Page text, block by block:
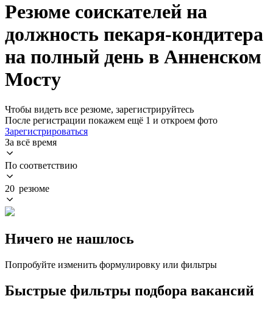
Резюме соискателей на
должность пекаря-кондитера
на полный день в Анненском
Мосту
Чтобы видеть все резюме, зарегистрируйтесь
После регистрации покажем ещё 1 и откроем фото
Зарегистрироваться
За всё время
По соответствию
20 резюме
Ничего не нашлось
Попробуйте изменить формулировку или фильтры
Быстрые фильтры подбора вакансий